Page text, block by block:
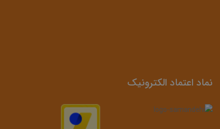
نماد اعتماد الکترونیک